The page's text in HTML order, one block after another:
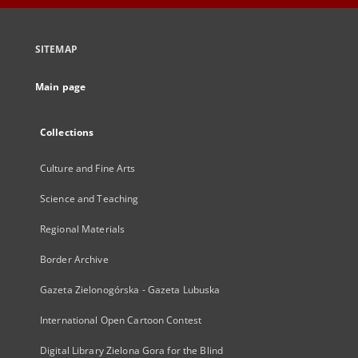
SITEMAP
Main page
Collections
Culture and Fine Arts
Science and Teaching
Regional Materials
Border Archive
Gazeta Zielonogórska - Gazeta Lubuska
International Open Cartoon Contest
Digital Library Zielona Gora for the Blind